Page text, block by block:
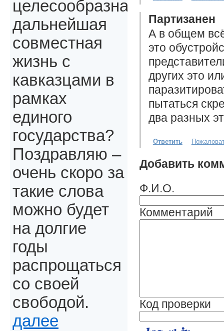
Партизанен
А в общем
это
других это
пытаться
два разных
Ответить
Добавить
Ф.И.О.
Комментарий
Код проверки
целесообразна
дальнейшая
совместная
жизнь с
кавказцами в
рамках
единого
государства?
Поздравляю –
очень скоро за
такие слова
можно будет
на долгие
годы
распрощаться
со своей
свободой.
далее